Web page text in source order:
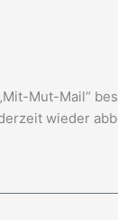
Mut-Mail“
wieder